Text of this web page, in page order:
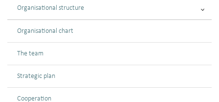
Organisational structure
Organisational chart
The team
Strategic plan
Cooperation